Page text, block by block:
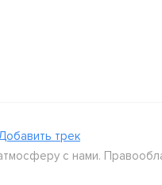
трек
с нами.